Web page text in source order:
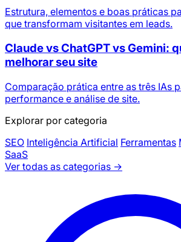
Estrutura, elementos e boas práticas
que transformam visitantes em leads.
Claude vs ChatGPT vs Gemini:
melhorar seu site
Comparação prática entre as três IAs
performance e análise de site.
Explorar por categoria
SEO Inteligência Artificial Ferramentas
SaaS
Ver todas as categorias →